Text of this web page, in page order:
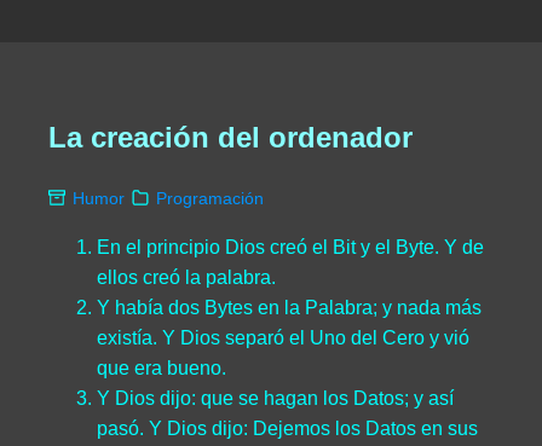
La creación del ordenador
Humor Programación
En el principio Dios creó el Bit y el Byte. Y de
ellos creó la palabra.
Y había dos Bytes en la Palabra; y nada más
existía. Y Dios separó el Uno del Cero y vió
que era bueno.
Y Dios dijo: que se hagan los Datos; y así
pasó. Y Dios dijo: Dejemos los Datos en sus